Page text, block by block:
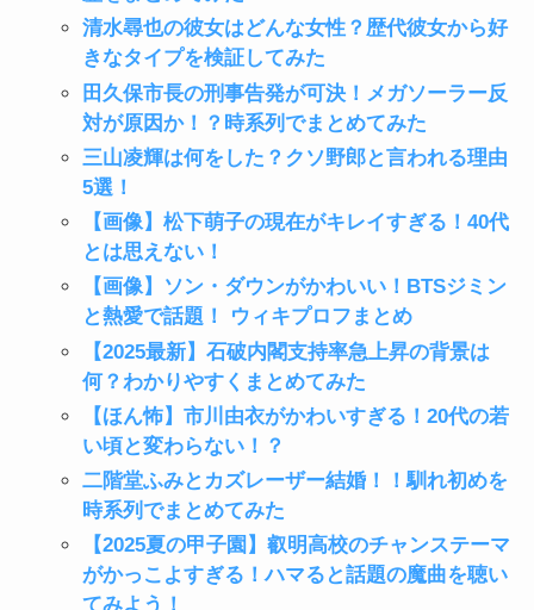
清水尋也の彼女はどんな女性？歴代彼女から好
きなタイプを検証してみた
田久保市長の刑事告発が可決！メガソーラー反
対が原因か！？時系列でまとめてみた
三山凌輝は何をした？クソ野郎と言われる理由
5選！
【画像】松下萌子の現在がキレイすぎる！40代
とは思えない！
【画像】ソン・ダウンがかわいい！BTSジミン
と熱愛で話題！ ウィキプロフまとめ
【2025最新】石破内閣支持率急上昇の背景は
何？わかりやすくまとめてみた
【ほん怖】市川由衣がかわいすぎる！20代の若
い頃と変わらない！？
二階堂ふみとカズレーザー結婚！！馴れ初めを
時系列でまとめてみた
【2025夏の甲子園】叡明高校のチャンステーマ
がかっこよすぎる！ハマると話題の魔曲を聴い
てみよう！